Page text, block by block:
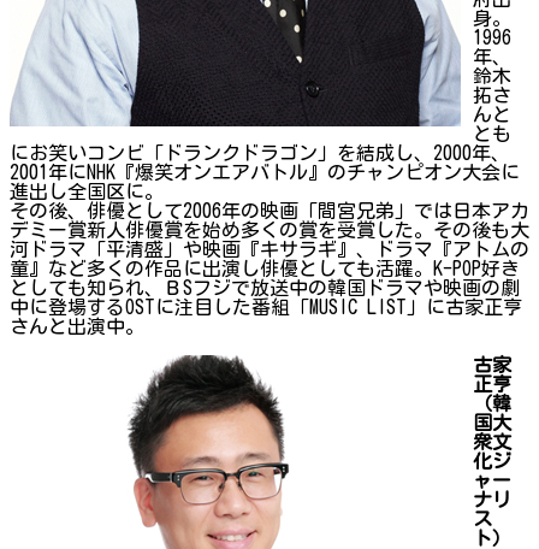
身。
1996
年、
鈴木
拓さ
んと
とも
にお笑いコンビ「ドランクドラゴン」を結成し、2000年、
2001年にNHK『爆笑オンエアバトル』のチャンピオン大会に
進出し全国区に。
その後、俳優として2006年の映画「間宮兄弟」では日本アカ
デミー賞新人俳優賞を始め多くの賞を受賞した。その後も大
河ドラマ「平清盛」や映画『キサラギ』、ドラマ『アトムの
童』など多くの作品に出演し俳優としても活躍。K-POP好き
としても知られ、ＢSフジで放送中の韓国ドラマや映画の劇
中に登場するOSTに注目した番組「MUSIC LIST」に古家正亨
さんと出演中。
古家
正亨
（韓
国大
衆文
化ジ
ャー
ナリ
ス
ト）